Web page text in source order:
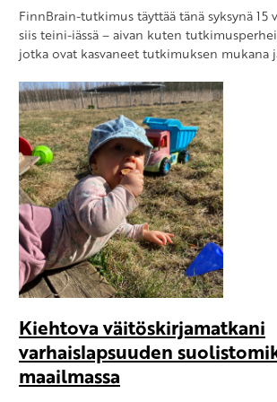
FinnBrain-tutkimus täyttää tänä syksynä 15
siis teini-iässä – aivan kuten
jotka ovat kasvaneet tutkimuksen mukana
Kiehtova väitöskirjamatkani
varhaislapsuuden
maailmassa